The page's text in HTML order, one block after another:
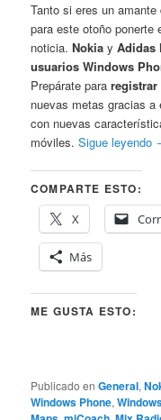
Tanto si eres un
para este otoño ponerte
noticia.Nokia yAdidas
usuariosWindows
Prepárate pararegistrar
nuevas metas gracias
con nuevas
móviles.Sigue leyendo
COMPARTE ESTO:
X
Más
ME GUSTA ESTO:
Publicado en General,
Windows Phone,